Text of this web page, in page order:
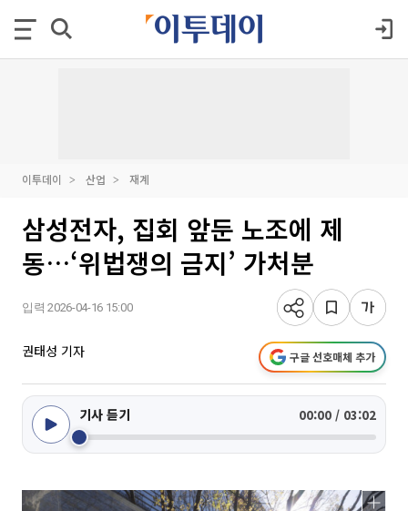
이투데이 산업 재계
삼성전자, 집회 앞둔 노조에 제
동…‘위법쟁의 금지’ 가처분
입력 2026-04-16 15:00
권태성 기자 구글 선호매체 추가
기사 듣기 00:00 / 03:02